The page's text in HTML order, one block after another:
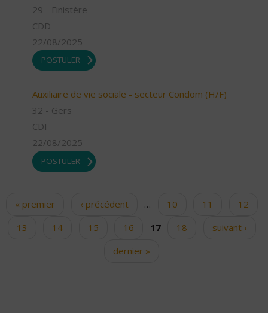
29 - Finistère
CDD
22/08/2025
POSTULER
Auxiliaire de vie sociale - secteur Condom (H/F)
32 - Gers
CDI
22/08/2025
POSTULER
Pages
« premier ‹ précédent … 10 11
12
13
14 15 16 17 18
suivant ›
dernier »